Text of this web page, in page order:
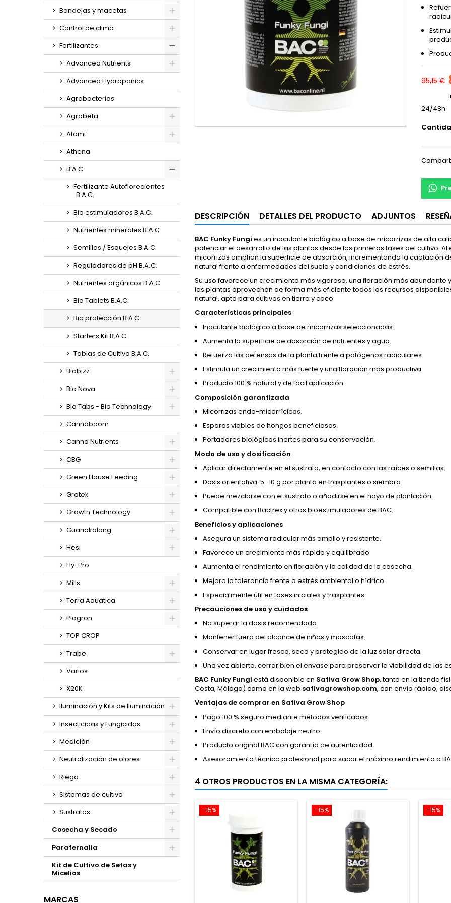
Bandejas y macetas
Control de clima
Fertilizantes
Advanced Nutrients
Advanced Hydroponics
Agrobacterias
Agrobeta
Atami
Athena
B.A.C.
Fertilizante Autoflorecientes
B.A.C.
Bio estimuladores B.A.C.
Nutrientes minerales B.A.C.
Semillas / Esquejes B.A.C.
Reguladores de pH B.A.C.
Nutrientes orgánicos B.A.C.
Bio Tablets B.A.C.
Bio protección B.A.C.
Starters Kit B.A.C.
Tablas de Cultivo B.A.C.
Biobizz
Bio Nova
Bio Tabs - Bio Technology
Cannaboom
Canna Nutrients
CBG
Green House Feeding
Grotek
Growth Technology
Guanokalong
Hesi
Hy-Pro
Mills
Terra Aquatica
Plagron
TOP CROP
Trabe
Varios
X20K
Iluminación y Kits de Iluminación
Insecticidas y Fungicidas
Medición
Neutralización de olores
Riego
Sistemas de cultivo
Sustratos
Cosecha y Secado
Parafernalia
Kit de Cultivo de Setas y
Micelios
MARCAS
95,15 €
24/48h
DESCRIPCIÓN DETALLES DEL PRODUCTO ADJUNTOS
BAC Funky Fungi es un inoculante biológico a base de micorrizas de alta
potenciar el desarrollo de las plantas desde las primeras fases del cultivo.
micorrizas amplían la superficie de absorción, incrementando la captación
natural frente a enfermedades del suelo y condiciones de estrés.
Su uso favorece un crecimiento más vigoroso, una floración más
las plantas aprovechan de forma más eficiente todos los recursos disponibles
natural, apto para cultivos en tierra y coco.
Características principales
Inoculante biológico a base de micorrizas seleccionadas.
Aumenta la superficie de absorción de nutrientes y agua.
Refuerza las defensas de la planta frente a patógenos radiculares.
Estimula un crecimiento más fuerte y una floración más productiva.
Producto 100 % natural y de fácil aplicación.
Composición garantizada
Micorrizas endo-micorrícicas.
Esporas viables de hongos beneficiosos.
Portadores biológicos inertes para su conservación.
Modo de uso y dosificación
Aplicar directamente en el sustrato, en contacto con las raíces o semillas.
Dosis orientativa: 5–10 g por planta en trasplantes o siembra.
Puede mezclarse con el sustrato o añadirse en el hoyo de plantación.
Compatible con Bactrex y otros bioestimuladores de BAC.
Beneficios y aplicaciones
Asegura un sistema radicular más amplio y resistente.
Favorece un crecimiento más rápido y equilibrado.
Aumenta el rendimiento en floración y la calidad de la cosecha.
Mejora la tolerancia frente a estrés ambiental o hídrico.
Especialmente útil en fases iniciales y trasplantes.
Precauciones de uso y cuidados
No superar la dosis recomendada.
Mantener fuera del alcance de niños y mascotas.
Conservar en lugar fresco, seco y protegido de la luz solar directa.
Una vez abierto, cerrar bien el envase para preservar la viabilidad de las
BAC Funky Fungi está disponible en Sativa Grow Shop, tanto en la tienda
Costa, Málaga) como en la web sativagrowshop.com, con envío rápido,
Ventajas de comprar en Sativa Grow Shop
Pago 100 % seguro mediante métodos verificados.
Envío discreto con embalaje neutro.
Producto original BAC con garantía de autenticidad.
Asesoramiento técnico profesional para sacar el máximo rendimiento a
4 OTROS PRODUCTOS EN LA MISMA CATEGORÍA:
-15% -15% -15%